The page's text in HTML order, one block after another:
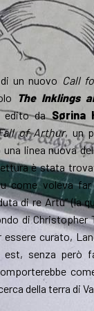
un nuovo Call
The Inklings
edito daSørina
of Arthur, un
linea nuova
è stata
come voleva
di re Artù” (la
di Christopher
curato,
est, senza però
della terra di